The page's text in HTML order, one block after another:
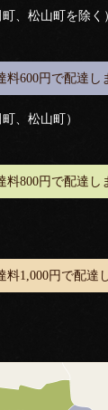
、松山町を除く
料600円で配達し
、松山町）
料800円で配達し
料1,000円で配達